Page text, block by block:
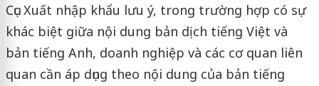
Cục Xuất nhập khẩu lưu ý, trong trường hợp có sự
khác biệt giữa nội dung bản dịch tiếng Việt và
bản tiếng Anh, doanh nghiệp và các cơ quan liên
quan cần áp dụng theo nội dung của bản tiếng